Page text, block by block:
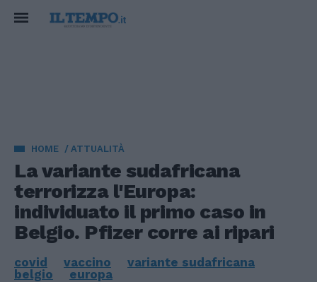
HOME ATTUALITÀ
La variante sudafricana
terrorizza l'Europa:
individuato il primo caso in
Belgio. Pfizer corre ai ripari
covid vaccino
variante sudafricana
belgio
europa